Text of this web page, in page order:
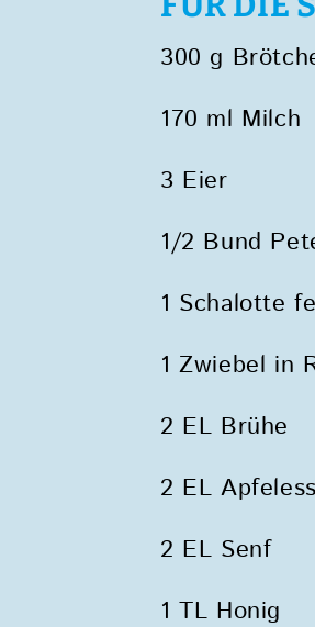
300 g
170 ml Milch
3 Eier
1/2 Bund
1 Schalotte
1 Zwiebel in
2 EL Brühe
2 EL
2 EL Senf
1 TL Honig